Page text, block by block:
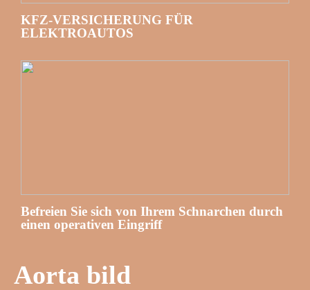
KFZ-VERSICHERUNG FÜR
ELEKTROAUTOS
Befreien Sie sich von Ihrem Schnarchen durch
einen operativen Eingriff
Aorta bild